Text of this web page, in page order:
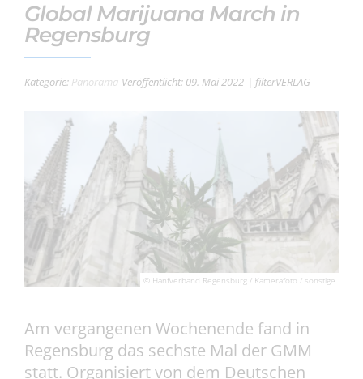
Global Marijuana March in
Regensburg
Kategorie: Panorama Veröffentlicht: 09. Mai 2022 | filterVERLAG
© Hanfverband Regensburg / Kamerafoto / sonstige
Am vergangenen Wochenende fand in
Regensburg das sechste Mal der GMM
statt. Organisiert von dem Deutschen